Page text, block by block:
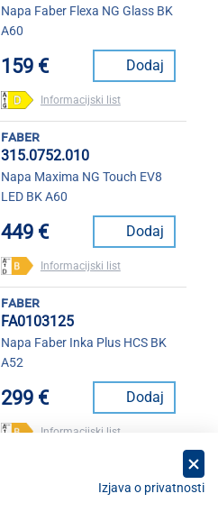
Napa Faber Flexa NG Glass BK
A60
159 € Dodaj
Informacijski list
faber
315.0752.010
Napa Maxima NG Touch EV8
LED BK A60
449 € Dodaj
Informacijski list
faber
FA0103125
Napa Faber Inka Plus HCS BK
A52
299 € Dodaj
Informacijski list
Izjava o privatnosti